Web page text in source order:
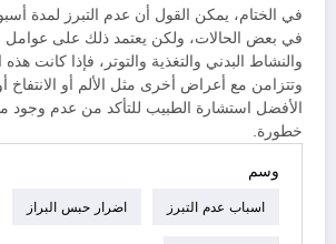
في الختام، يمكن القول أن عدم التبرز لمدة
في بعض الحالات، ولكن يعتمد ذلك على عوامل
والنشاط البدني والتغذية والتوتر، فإذا كانت هذه
وتتزامن مع أعراض أخرى مثل الألم أو الانتفاخ
الأفضل استشارة الطبيب للتأكد من عدم وجود
خطورة.
وسم
اسباب عدم التبرز اضرار حبس البراز